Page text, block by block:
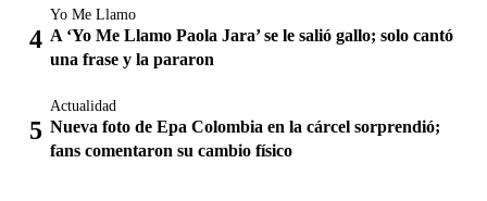
Yo Me Llamo
A ‘Yo Me Llamo Paola Jara’ se le salió gallo; solo cantó
una frase y la pararon
Actualidad
Nueva foto de Epa Colombia en la cárcel sorprendió;
fans comentaron su cambio físico